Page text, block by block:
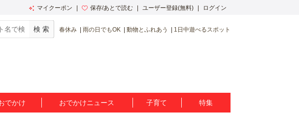
マイクーポン 保存/あとで読む ユーザー登録(無料) ログイン
春休み 雨の日でもOK 動物とふれあう 1日中遊べるスポット
でかけ おでかけニュース 子育て 特集